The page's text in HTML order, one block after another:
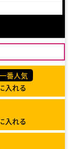
一番人気
入れる
入れる